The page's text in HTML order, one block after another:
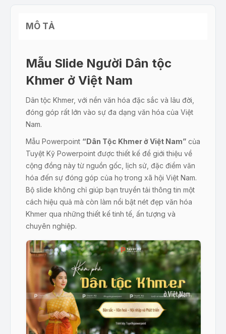
MÔ TẢ
Mẫu Slide Người Dân tộc
Khmer ở Việt Nam
Dân tộc Khmer, với nền văn hóa đặc sắc và lâu đời,
đóng góp rất lớn vào sự đa dạng văn hóa của Việt
Nam.
Mẫu Powerpoint “Dân Tộc Khmer ở Việt Nam” của
Tuyệt Kỹ Powerpoint được thiết kế để giới thiệu về
cộng đồng này từ nguồn gốc, lịch sử, đặc điểm văn
hóa đến sự đóng góp của họ trong xã hội Việt Nam.
Bộ slide không chỉ giúp bạn truyền tải thông tin một
cách hiệu quả mà còn làm nổi bật nét đẹp văn hóa
Khmer qua những thiết kế tinh tế, ấn tượng và
chuyên nghiệp.